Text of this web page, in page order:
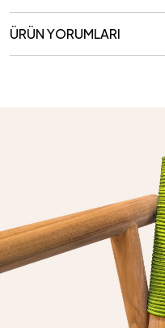
ÜRÜN YORUMLARI